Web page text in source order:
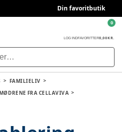
Din favoritbutik
LOG INDFAVORITTER0,00 KR.
0
FAMILIELIV
FRA CELLAVIVA